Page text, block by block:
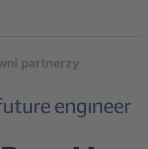
partnerzy